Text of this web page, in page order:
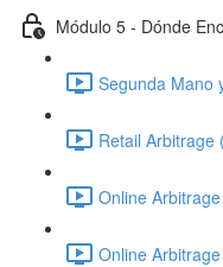
Módulo 5 - Dónde
Segunda Mano
Retail Arbitrage
Online
Online